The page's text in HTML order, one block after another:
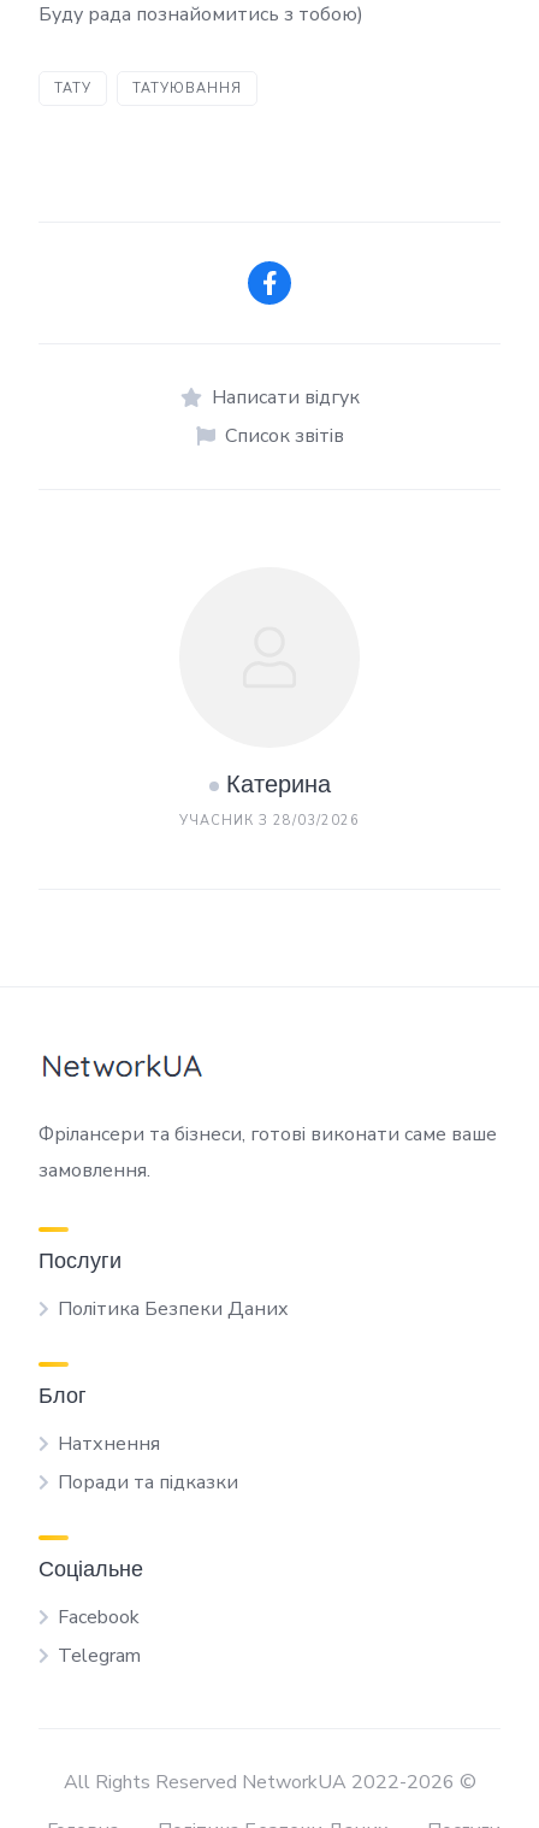
Буду рада познайомитись з тобою)
ТАТУ ТАТУЮВАННЯ
Написати відгук
Список звітів
Катерина
УЧАСНИК З 28/03/2026
Фрілансери та бізнеси, готові виконати саме ваше
замовлення.
Послуги
Політика Безпеки Даних
Блог
Натхнення
Поради та підказки
Соціальне
Facebook
Telegram
All Rights Reserved NetworkUA 2022-2026 ©